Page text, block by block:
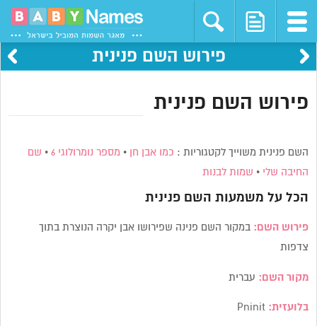
פירוש השם פנינית
פירוש השם פנינית
השם פנינית משוייך לקטגוריות : כמו אבן חן • מספר נומרולוגי 6 • שם
החיבה שלי • שמות לבנות
הכל על משמעות השםפנינית
פירוש השם: במקור השם פנינה שפירושו אבן יקרה הנוצרת בתוך
צדפות
מקור השם: עברית
בלועזית: Pninit